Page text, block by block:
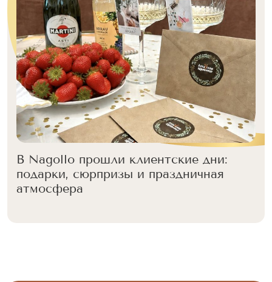
В Nagollo прошли клиентские дни:
подарки, сюрпризы и праздничная
атмосфера